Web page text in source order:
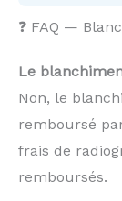
❓ FAQ —
Le
Non, le
remboursé
frais de
remboursés.